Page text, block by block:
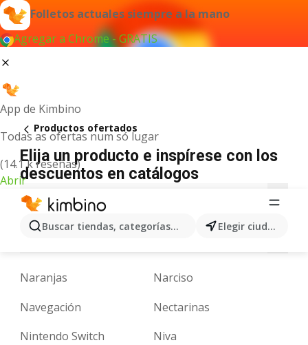
Folletos actuales siempre a la mano
Agregar a Chrome - GRATIS
App de Kimbino
Todas as ofertas num só lugar
(14.1 k reseñas)
Abrir
Buscar tiendas, categorías, productos... Elegir ciudad
Productos ofertados
Elija un producto e inspírese con los
descuentos en catálogos
A B C J
N
O P Q R S U V W
Naranjas
Narciso
Navegación
Nectarinas
Nintendo Switch
Niva